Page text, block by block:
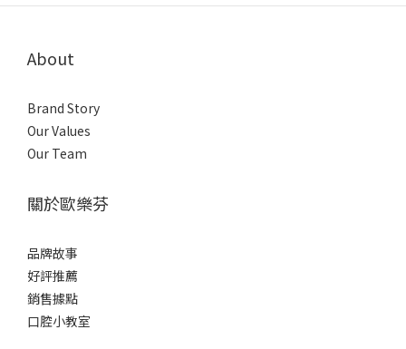
但若吃了柑橘、醋類、碳酸飲料等酸性食物，牙齒琺瑯質可能會暫
物是否偏酸，參考醫師建議，可先用清水漱口，等待約30分鐘後再
暫時減少食物殘留，再找機會仔細清潔，降低蛀牙與牙周問題的風
險。正確刷牙方式矯正器讓清潔更具挑戰，但只要掌握方法就能有
效維持口腔健康哦：選擇工具：建議使用小刷頭、軟毛牙刷，或專
齦呈45度角，輕柔以小範圍畫圓方式刷牙。特別要注意牙套上下
方、牙縫與咬合面。清潔步驟：先刷上排外側，再刷下排外側。接
角。時間掌握：每次刷牙應至少3分鐘，耐心地慢慢清潔每顆牙齒。
貼心提醒：可搭配矯正專用牙間刷或牙線穿引器，協助清潔矯正器
與牙齒間難以觸及的部位，才能真正達到完整保護。矯正牙齒清潔
工具推薦與使用方式以下工具都是牙齒矯正期間常見、實用又值得
About
Brand Story
Our Values
Our Team
關於歐樂芬
品牌故事
好評推薦
銷售據點
口腔小教室